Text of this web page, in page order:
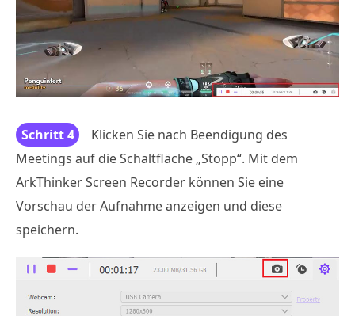
Schritt 4
Klicken Sie nach Beendigung des
Meetings auf die Schaltfläche „Stopp“. Mit dem
ArkThinker Screen Recorder können Sie eine
Vorschau der Aufnahme anzeigen und diese
speichern.